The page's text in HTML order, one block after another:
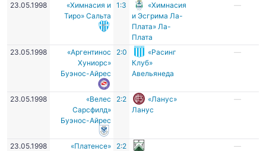
23.05.1998
«Химнасия и
Тиро» Сальта
1:3
«Химнасия
и Эсгрима Ла-
Плата» Ла-
Плата
—
23.05.1998
«Аргентинос
Хуниорс»
Буэнос-Айрес
2:0
«Расинг
Клуб»
Авельянеда
—
23.05.1998
«Велес
Сарсфилд»
Буэнос-Айрес
2:2
«Ланус»
Ланус
—
23.05.1998
«Платенсе»
2:2
—